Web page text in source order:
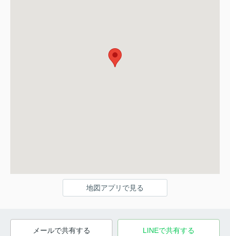
地図アプリで見る
メールで共有する LINEで共有する